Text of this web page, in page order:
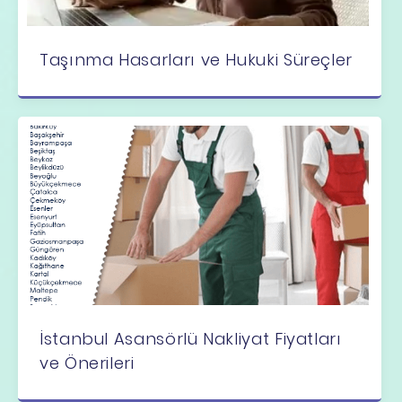
Taşınma Hasarları ve Hukuki Süreçler
İstanbul Asansörlü Nakliyat Fiyatları
ve Önerileri